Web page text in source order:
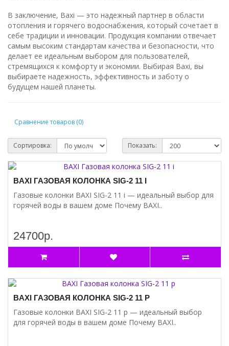
В заключение, Baxi — это надежный партнер в области
отопления и горячего водоснабжения, который сочетает в
себе традиции и инновации. Продукция компании отвечает
самым высоким стандартам качества и безопасности, что
делает ее идеальным выбором для пользователей,
стремящихся к комфорту и экономии. Выбирая Baxi, вы
выбираете надежность, эффективность и заботу о
будущем нашей планеты.
Сравнение товаров (0)
Сортировка: Показать:
BAXI ГАЗОВАЯ КОЛОНКА SIG-2 11 I
Газовые колонки BAXI SIG-2 11 i — идеальный выбор для
горячей воды в вашем доме Почему BAXI..
24700р.
BAXI ГАЗОВАЯ КОЛОНКА SIG-2 11 P
Газовые колонки BAXI SIG-2 11 p — идеальный выбор
для горячей воды в вашем доме Почему BAXI..